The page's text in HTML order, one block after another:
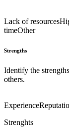
Lack of resources
timeOther
Strengths
Identify the
others.
Experience
Strenghts